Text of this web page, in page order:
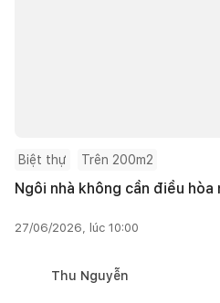
Biệt thự Trên 200m2
Ngôi nhà không cần điều
27/06/2026, lúc 10:00
Thu Nguyễn